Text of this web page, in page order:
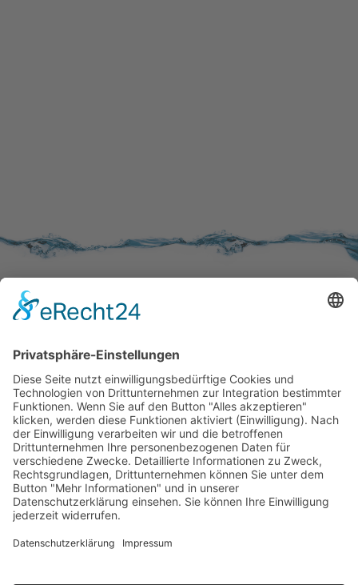
SERVICE
Kundenzufriedenheit
WISSENSWERTES
Broschüren
Aktivkohle
Wer filtert was
Zertifizierungen
KONTAKT
Kontaktformular
Impressum
Datenschutzerklärung
RechtlichesAVB